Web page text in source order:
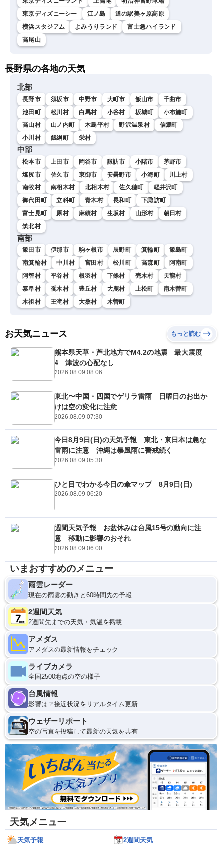
東京ディズニーシー
江ノ島
道の駅美ヶ原高原
横浜スタジアム
よみうりランド
富士急ハイランド
高尾山
長野県の各地の天気
北部
長野市 須坂市 中野市 大町市 飯山市
千曲市
池田町
松川村 白馬村 小谷村 坂城町
小布施町
高山村
山ノ内町 木島平村 野沢温泉村
信濃町
小川村
飯綱町 栄村
中部
松本市 上田市 岡谷市 諏訪市 小諸市
茅野市
塩尻市
佐久市 東御市 安曇野市 小海町
川上村
南牧村
南相木村 北相木村 佐久穂町
軽井沢町
御代田町
立科町 青木村 長和町
下諏訪町
富士見町
原村 麻績村 生坂村 山形村
朝日村
筑北村
南部
飯田市 伊那市 駒ヶ根市 辰野町 箕輪町
飯島町
南箕輪村
中川村 宮田村 松川町 高森町
阿南町
阿智村
平谷村 根羽村 下條村 売木村
天龍村
泰阜村
喬木村 豊丘村 大鹿村 上松町
南木曽町
木祖村
王滝村 大桑村 木曽町
お天気ニュース もっと読む
熊本県天草・芦北地方でM4.2の地震 最大震度
4 津波の心配なし
2026.08.09 08:06
東北〜中国・四国でゲリラ雷雨 日曜日のお出か
けは空の変化に注意
2026.08.09 07:30
今日8月9日(日)の天気予報 東北・東日本は急な
雷雨に注意 沖縄は暴風雨に警戒続く
2026.08.09 05:30
ひと目でわかる今日の傘マップ 8月9日(日)
2026.08.09 06:20
週間天気予報 お盆休みは台風15号の動向に注
意 移動に影響のおそれ
2026.08.09 06:00
いまおすすめのメニュー
雨雲レーダー
現在の雨雲の動きと60時間先の予報
2週間天気
2週間先までの天気・気温を掲載
アメダス
アメダスの最新情報をチェック
ライブカメラ
全国2500地点の空の様子
台風情報
影響は？接近状況をリアルタイム更新
ウェザーリポート
空の写真を投稿して最新の天気を共有
天気メニュー
天気予報 2週間天気